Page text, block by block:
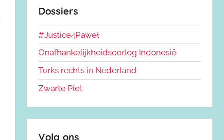
Dossiers
#Justice4Paweł
Onafhankelijkheidsoorlog Indonesië
Turks rechts in Nederland
Zwarte Piet
Volg ons